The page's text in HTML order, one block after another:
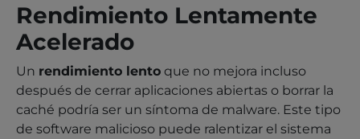
Rendimiento Lentamente
Acelerado
Un rendimiento lento que no mejora incluso
después de cerrar aplicaciones abiertas o borrar la
caché podría ser un síntoma de malware. Este tipo
de software malicioso puede ralentizar el sistema